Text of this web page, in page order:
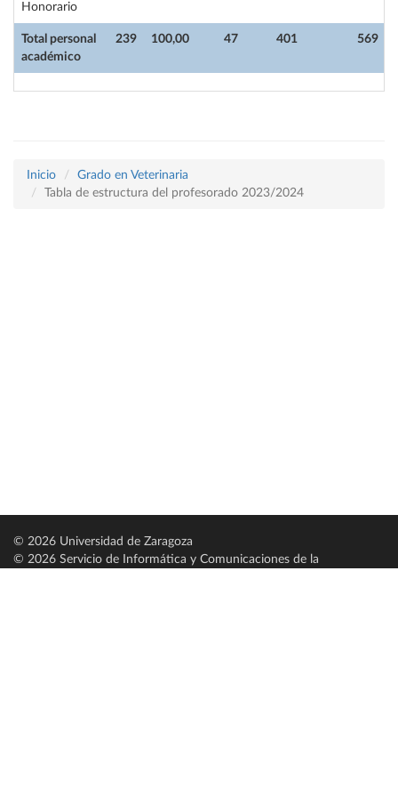
Total personal
académico
239 100,00 47 401 569
Honorario
Inicio
Grado en Veterinaria
Tabla de estructura del profesorado 2023/2024
© 2026 Universidad de Zaragoza
© 2026 Servicio de Informática y Comunicaciones de la